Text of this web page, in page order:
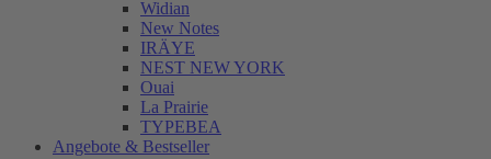
Widian
New Notes
IRÄYE
NEST NEW YORK
Ouai
La Prairie
TYPEBEA
Angebote & Bestseller